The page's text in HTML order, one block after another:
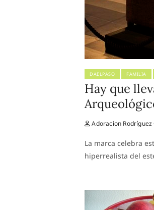
DAELPASO FAMILIA
Hay que
Adoracion Rodríguez
La marca celebra
hiperrealista del